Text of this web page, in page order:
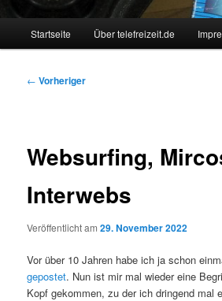
Startseite Über telefreizeit.de
Beitragsnavigation
← Vorheriger
Websurfing,
Interwebs
Veröffentlicht am29. November 2022
Vor über 10 Jahren habe ich ja schon
gepostet. Nun ist mir mal wieder eine
Kopf gekommen, zu der ich dringend mal